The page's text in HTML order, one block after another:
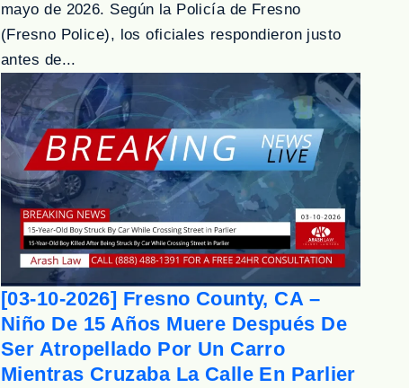
mayo de 2026. Según la Policía de Fresno
(Fresno Police), los oficiales respondieron justo
antes de...
[03-10-2026] Fresno County, CA –
Niño De 15 Años Muere Después De
Ser Atropellado Por Un Carro
Mientras Cruzaba La Calle En Parlier